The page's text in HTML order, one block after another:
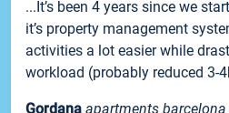
...It’s been 4 years since we
it’s property management
activities a lot easier while
workload (probably reduced 3-
Gordana apartments